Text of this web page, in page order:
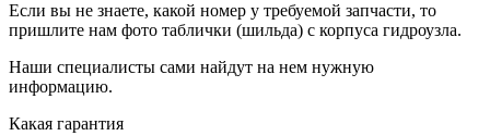
Если вы не знаете, какой номер у требуемой запчасти, то
пришлите нам фото таблички (шильда) с корпуса гидроузла.
Наши специалисты сами найдут на нем нужную
информацию.
Какая гарантия